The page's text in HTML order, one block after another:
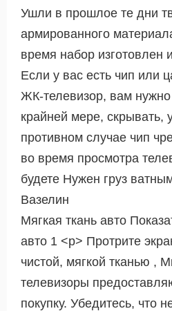
Ушли в прошлое те дни
армированного
время набор изготовлен
Если у вас есть чип или
ЖК-телевизор, вам
крайней мере, скрывать,
противном случае чип
во время просмотра
будете Нужен груз
Вазелин
Мягкая ткань авто
авто 1 <р> Протрите
чистой, мягкой тканью ,
телевизоры
покупку. Убедитесь, что